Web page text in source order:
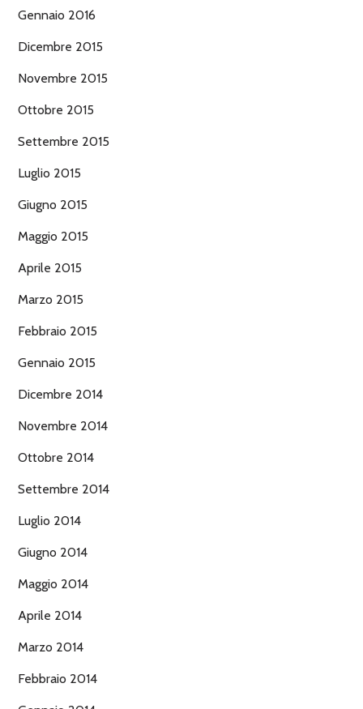
Gennaio 2016
Dicembre 2015
Novembre 2015
Ottobre 2015
Settembre 2015
Luglio 2015
Giugno 2015
Maggio 2015
Aprile 2015
Marzo 2015
Febbraio 2015
Gennaio 2015
Dicembre 2014
Novembre 2014
Ottobre 2014
Settembre 2014
Luglio 2014
Giugno 2014
Maggio 2014
Aprile 2014
Marzo 2014
Febbraio 2014